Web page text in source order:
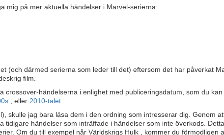
mig på mer aktuella händelser i Marvel-serierna:
(och därmed serierna som leder till det) eftersom det har påverkat
film.
crossover-händelserna i enlighet med publiceringsdatum, som du kan
, eller 2010-talet
skulle jag bara läsa dem i den ordning som intresserar dig. Genom
tidigare händelser som inträffade i händelser som inte överkods.
Om du till exempel når Världskrigs Hulk , kommer du förmodligen